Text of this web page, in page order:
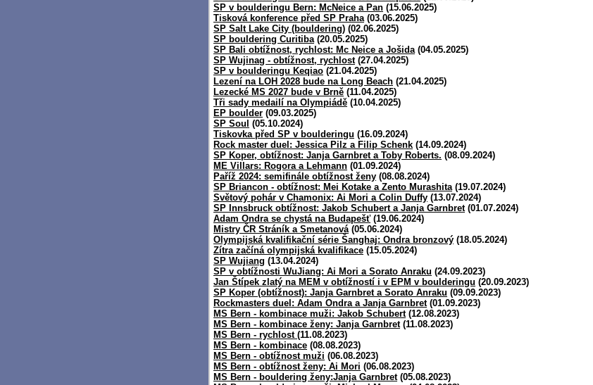
SP v boulderingu Bern: McNeice a Pan (15.06.2025)
Tisková konference před SP Praha(03.06.2025)
SP Salt Lake City (bouldering) (02.06.2025)
SP bouldering Curitiba(20.05.2025)
SP Bali obtížnost, rychlost: Mc Neice a Jošida(04.05.2025)
SP Wujinag - obtížnost, rychlost(27.04.2025)
SP v boulderingu Keqiao (21.04.2025)
Lezení na LOH 2028 bude na Long Beach (21.04.2025)
Lezecké MS 2027 bude v Brně (11.04.2025)
Tři sady medailí na Olympiádě (10.04.2025)
EP boulder (09.03.2025)
SP Soul (05.10.2024)
Tiskovka před SP v boulderingu (16.09.2024)
Rock master duel: Jessica Pilz a Filip Schenk (14.09.2024)
SP Koper, obtížnost: Janja Garnbret a Toby Roberts. (08.09.2024)
ME Villars: Rogora a Lehmann (01.09.2024)
Paříž 2024: semifinále obtížnost ženy (08.08.2024)
SP Briancon - obtížnost: Mei Kotake a Zento Murashita(19.07.2024)
Světový pohár v Chamonix: Ai Mori a Colin Duffy (13.07.2024)
SP Innsbruck obtížnost: Jakob Schubert a Janja Garnbret(01.07.2024)
Adam Ondra se chystá na Budapešť(19.06.2024)
Mistry ČR Stráník a Smetanová(05.06.2024)
Olympijská kvalifikační série Šanghaj: Ondra bronzový (18.05.2024)
Zítra začíná olympijská kvalifikace (15.05.2024)
SP Wujiang (13.04.2024)
SP v obtížnosti WuJiang: Ai Mori a Sorato Anraku (24.09.2023)
Jan Štípek zlatý na MEM v obtížností i v EPM v boulderingu (20.09.2023)
SP Koper (obtížnost): Janja Garnbret a Sorato Anraku (09.09.2023)
Rockmasters duel: Adam Ondra a Janja Garnbret(01.09.2023)
MS Bern - kombinace muži: Jakob Schubert(12.08.2023)
MS Bern - kombinace ženy: Janja Garnbret(11.08.2023)
MS Bern - rychlost (11.08.2023)
MS Bern - kombinace (08.08.2023)
MS Bern - obtížnost muži (06.08.2023)
MS Bern - obtížnost ženy: Ai Mori (06.08.2023)
MS Bern - bouldering ženy:Janja Garnbret(05.08.2023)